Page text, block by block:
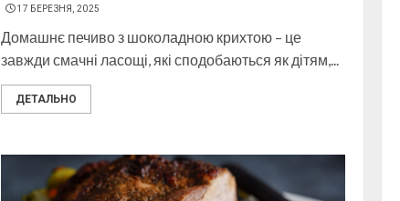
17 БЕРЕЗНЯ, 2025
Домашнє печиво з шоколадною крихтою – це
завжди смачні ласощі, які сподобаються як дітям,...
ДЕТАЛЬНО